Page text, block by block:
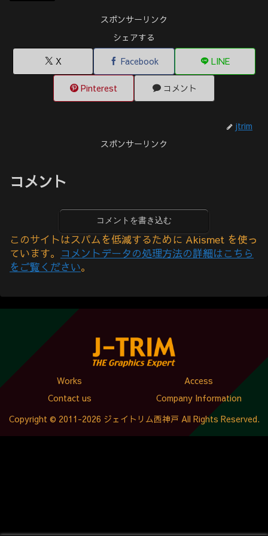
スポンサーリンク
シェアする
X
Facebook LINE
Pinterest コメント
jtrim
スポンサーリンク
コメント
コメントを書き込む
このサイトはスパムを低減するために Akismet を使っ
ています。 コメントデータの処理方法の詳細はこちら
をご覧ください。
Works
Access
Contact us
Company Information
Copyright © 2011-2026 ジェイトリム西神戸 All Rights Reserved.